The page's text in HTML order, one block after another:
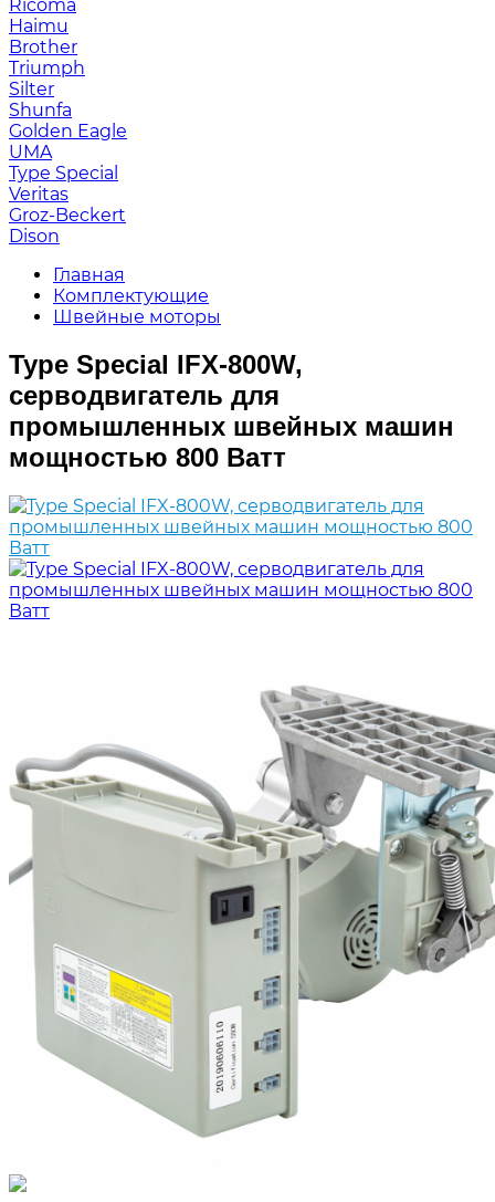
Ricoma
Haimu
Brother
Triumph
Silter
Shunfa
Golden Eagle
UMA
Type Special
Veritas
Groz-Beckert
Dison
Главная
Комплектующие
Швейные моторы
Type Special IFX-800W,
серводвигатель для
промышленных швейных машин
мощностью 800 Ватт